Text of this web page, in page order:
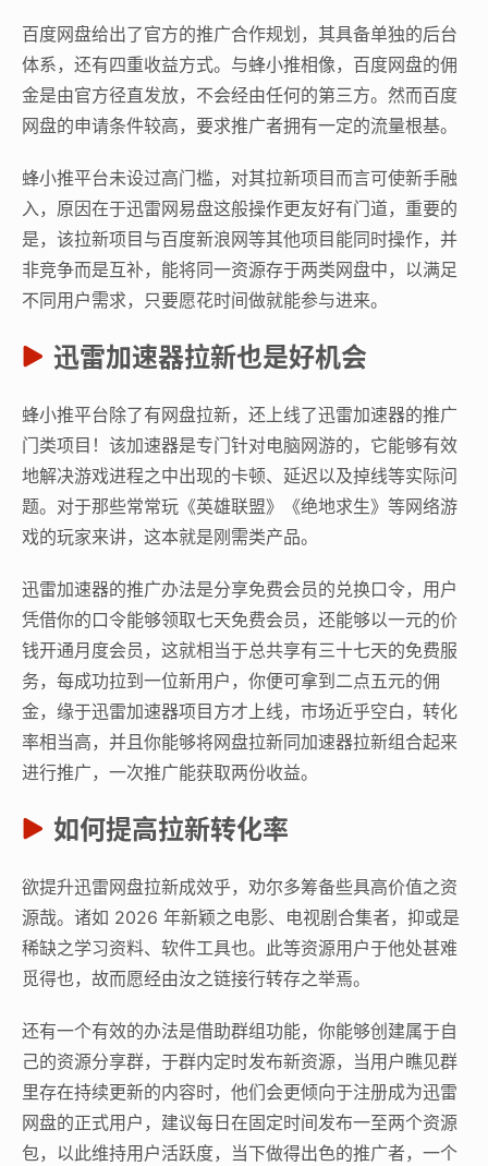
百度网盘给出了官方的推广合作规划，其具备单独的后台
体系，还有四重收益方式。与蜂小推相像，百度网盘的佣
金是由官方径直发放，不会经由任何的第三方。然而百度
网盘的申请条件较高，要求推广者拥有一定的流量根基。
蜂小推平台未设过高门槛，对其拉新项目而言可使新手融
入，原因在于迅雷网易盘这般操作更友好有门道，重要的
是，该拉新项目与百度新浪网等其他项目能同时操作，并
非竞争而是互补，能将同一资源存于两类网盘中，以满足
不同用户需求，只要愿花时间做就能参与进来。
迅雷加速器拉新也是好机会
蜂小推平台除了有网盘拉新，还上线了迅雷加速器的推广
门类项目！该加速器是专门针对电脑网游的，它能够有效
地解决游戏进程之中出现的卡顿、延迟以及掉线等实际问
题。对于那些常常玩《英雄联盟》《绝地求生》等网络游
戏的玩家来讲，这本就是刚需类产品。
迅雷加速器的推广办法是分享免费会员的兑换口令，用户
凭借你的口令能够领取七天免费会员，还能够以一元的价
钱开通月度会员，这就相当于总共享有三十七天的免费服
务，每成功拉到一位新用户，你便可拿到二点五元的佣
金，缘于迅雷加速器项目方才上线，市场近乎空白，转化
率相当高，并且你能够将网盘拉新同加速器拉新组合起来
进行推广，一次推广能获取两份收益。
如何提高拉新转化率
欲提升迅雷网盘拉新成效乎，劝尔多筹备些具高价值之资
源哉。诸如 2026 年新颖之电影、电视剧合集者，抑或是
稀缺之学习资料、软件工具也。此等资源用户于他处甚难
觅得也，故而愿经由汝之链接行转存之举焉。
还有一个有效的办法是借助群组功能，你能够创建属于自
己的资源分享群，于群内定时发布新资源，当用户瞧见群
里存在持续更新的内容时，他们会更倾向于注册成为迅雷
网盘的正式用户，建议每日在固定时间发布一至两个资源
包，以此维持用户活跃度，当下做得出色的推广者，一个